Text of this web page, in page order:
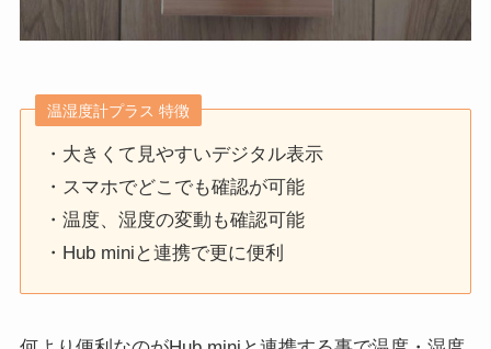
温湿度計プラス 特徴
・大きくて見やすいデジタル表示
・スマホでどこでも確認が可能
・温度、湿度の変動も確認可能
・Hub miniと連携で更に便利